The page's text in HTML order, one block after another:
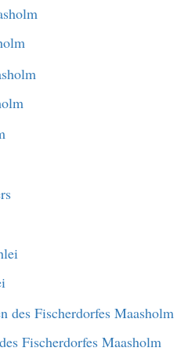
Fischerdorfes Maasholm